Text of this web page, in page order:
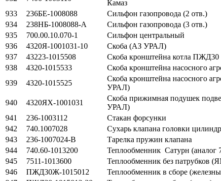
Камаз
933
236БЕ-1008088
Сильфон газопровода (2 отв.)
934
238НБ-1008088-А
Сильфон газопровода (3 отв.)
935
700.00.10.070-1
Сильфон центральный
936
4320Я-1001031-10
Скоба (АЗ УРАЛ)
937
43223-1015508
Скоба кронштейна котла
938
4320-1015533
Скоба кронштейна насосного
939
4320-1015525
Скоба кронштейна насосного
УРАЛ)
940
4320ЯХ-1001031
Скоба прижимная подушек
УРАЛ)
941
236-1003112
Стакан форсунки
942
740.1007028
Сухарь клапана головки
943
236-1007024-В
Тарелка пружин клапана
944
740.60-1013200
Теплообменник Сатурн (аналог
945
7511-1013600
Теплообменник без патрубков
946
ПЖД30Ж-1015012
Теплообменник в сборе